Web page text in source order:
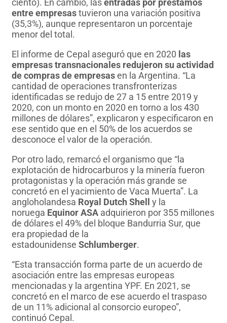
ciento). En cambio, lasentradas por préstamos
entre empresastuvieron una variación positiva
(35,3%), aunque representaron un porcentaje
menor del total.
El informe de Cepal aseguró que en 2020 las
empresas transnacionales redujeron su actividad
de compras de empresasen la Argentina. “La
cantidad de operaciones transfronterizas
identificadas se redujo de 27 a 15 entre 2019 y
2020, con un monto en 2020 en torno a los 430
millones de dólares”, explicaron y especificaron en
ese sentido que en el 50% de los acuerdos se
desconoce el valor de la operación.
Por otro lado, remarcó el organismo que “la
explotación de hidrocarburos y la minería fueron
protagonistas y la operación más grande se
concretó en el yacimiento de Vaca Muerta”. La
angloholandesa Royal Dutch Shell
y la
noruega Equinor ASA adquirieron por 355 millones
de dólares el 49% del bloque Bandurria Sur, que
era propiedad de la
estadounidense Schlumberger.
“Esta transacción forma parte de un acuerdo de
asociación entre las empresas europeas
mencionadas y la argentina YPF. En 2021, se
concretó en el marco de ese acuerdo el traspaso
de un 11% adicional al consorcio europeo”,
continuó Cepal.